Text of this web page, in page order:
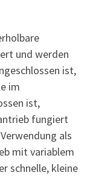
und werden
ist,
im
ist,
fungiert
als
mit variablem
schnelle, kleine